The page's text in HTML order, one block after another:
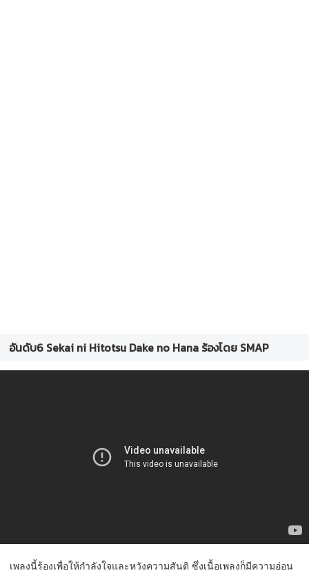
อันดับ6 Sekai ni Hitotsu Dake no Hana ร้องโดย SMAP
เพลงนี้ร้องเพื่อให้กำลังใจและหวังความสันติ ซึ่งเนื้อเพลงก็มีความอ่อน